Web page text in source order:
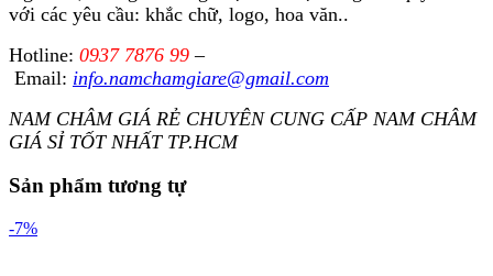
với các yêu cầu: khắc chữ, logo, hoa văn..
Hotline: 0937 7876 99–
Email: info.namchamgiare@gmail.com
NAM CHÂM GIÁ RẺ CHUYÊN CUNG CẤP NAM CHÂM
GIÁ SỈ TỐT NHẤT TP.HCM
Sản phẩm tương tự
-7%